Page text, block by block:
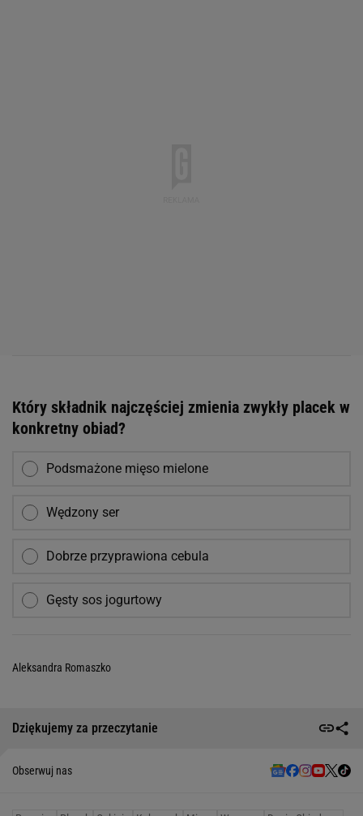
Który składnik najczęściej zmienia zwykły placek w
konkretny obiad?
Podsmażone mięso mielone
Wędzony ser
Dobrze przyprawiona cebula
Gęsty sos jogurtowy
Aleksandra Romaszko
Dziękujemy za przeczytanie
Obserwuj nas